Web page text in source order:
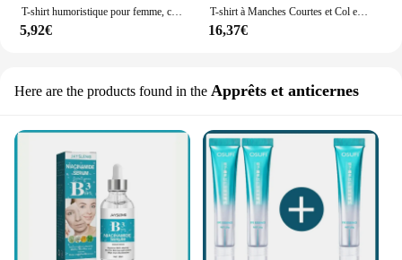
T-shirt humoristique pour femme, chemise sanglante, vêtements d'Halloween, je vais bien, problème résolu
5,92€
T-shirt à Manches Courtes et Col en V pour Homme et Femme, Streetwear Humoristique, Halloween, I'm Fine Bloody, exposée de Problème Graphique
16,37€
Here are the products found in the Apprêts et anticernes